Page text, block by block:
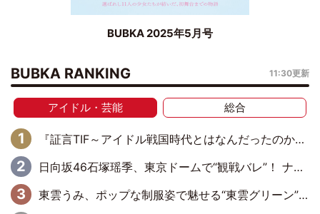
BUBKA 2025年5月号
BUBKA RANKING 11:30更新
アイドル・芸能 総合
『証言TIF～アイドル戦国時代とはなんだったのか～』第6回：でんぱ組.inc・古川未鈴×相沢梨紗「『ハロプロやりたかったな』って言ったら、夢眠ねむさんに『てめえはでんぱ組．incなんだよ！』って肩パンされて(笑)」
日向坂46石塚瑶季、東京ドームで“観戦バレ”！ ナイツ・塙も認めた「巨人に詳しすぎるアイドル」は元VENUSスクール生で杉内コーチ推し⁉
東雲うみ、ポップな制服姿で魅せる“東雲グリーン”の正体